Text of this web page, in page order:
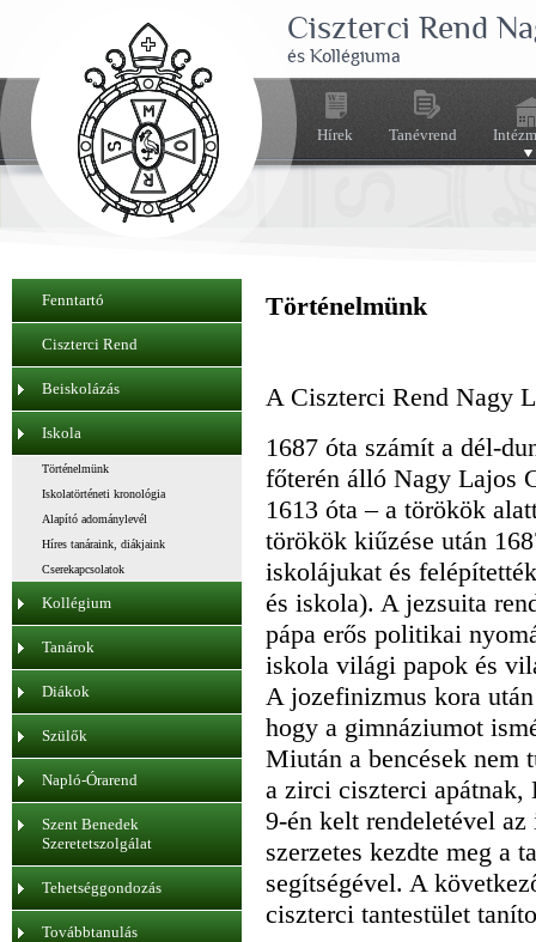
Ciszterci Rend
és Kollégiuma
Hírek Tanévrend
Fenntartó
Ciszterci Rend
Beiskolázás
Iskola
Történelmünk
Iskolatörténeti kronológia
Alapító adománylevél
Híres tanáraink, diákjaink
Cserekapcsolatok
Kollégium
Tanárok
Diákok
Szülők
Napló-Órarend
Szent Benedek
Szeretetszolgálat
Tehetséggondozás
Továbbtanulás
Történelmünk
A Ciszterci Rend Nagy
1687 óta számít a dél-
főterén álló Nagy Lajos
1613 óta – a törökök
törökök kiűzése után
iskolájukat és
és iskola). A jezsuita
pápa erős politikai
iskola világi papok és
A jozefinizmus kora
hogy a gimnáziumot
Miután a bencések
a zirci ciszterci apátnak,
9-én kelt rendeletével
szerzetes kezdte meg a
segítségével. A
ciszterci tantestület